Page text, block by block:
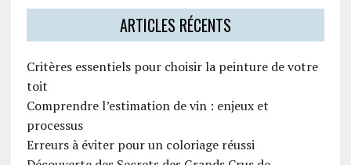
ARTICLES RÉCENTS
Critères essentiels pour choisir la peinture de votre
toit
Comprendre l’estimation de vin : enjeux et
processus
Erreurs à éviter pour un coloriage réussi